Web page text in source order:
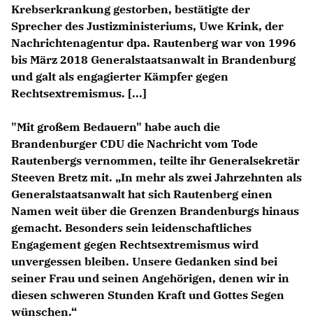
Krebserkrankung gestorben, bestätigte der
Sprecher des Justizministeriums, Uwe Krink, der
Nachrichtenagentur dpa. Rautenberg war von 1996
bis März 2018 Generalstaatsanwalt in Brandenburg
und galt als engagierter Kämpfer gegen
Rechtsextremismus. [...]
"Mit großem Bedauern" habe auch die
Brandenburger CDU die Nachricht vom Tode
Rautenbergs vernommen, teilte ihr Generalsekretär
Steeven Bretz mit. „In mehr als zwei Jahrzehnten als
Generalstaatsanwalt hat sich Rautenberg einen
Namen weit über die Grenzen Brandenburgs hinaus
gemacht. Besonders sein leidenschaftliches
Engagement gegen Rechtsextremismus wird
unvergessen bleiben. Unsere Gedanken sind bei
seiner Frau und seinen Angehörigen, denen wir in
diesen schweren Stunden Kraft und Gottes Segen
wünschen.“